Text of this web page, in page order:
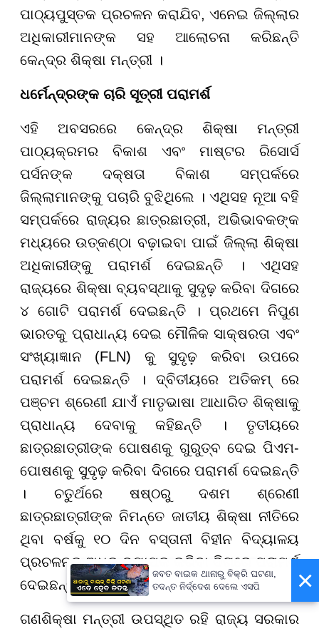
ପାଠ୍ୟପୁସ୍ତକ ପ୍ରଚଳନ କରାଯିବ, ଏନେଇ ଜିଲ୍ଲାର
ଅଧିକାରୀମାନଙ୍କ ସହ ଆଲୋଚନା କରିଛନ୍ତି
କେନ୍ଦ୍ର ଶିକ୍ଷା ମନ୍ତ୍ରୀ ।
ଧର୍ମେନ୍ଦ୍ରଙ୍କ ଚାରି ସୂତ୍ରୀ ପରାମର୍ଶ
ଏହି ଅବସରରେ କେନ୍ଦ୍ର ଶିକ୍ଷା ମନ୍ତ୍ରୀ
ପାଠ୍ୟକ୍ରମର ବିକାଶ ଏବଂ ମାଷ୍ଟର ରିସୋର୍ସ
ପର୍ସନଙ୍କ ଦକ୍ଷତା ବିକାଶ ସମ୍ପର୍କରେ
ଜିଲ୍ଲାମାନଙ୍କୁ ପଚାରି ବୁଝିଥିଲେ । ଏଥିସହ ନୂଆ ବହି
ସମ୍ପର୍କରେ ରାଜ୍ୟର ଛାତ୍ରଛାତ୍ରୀ, ଅଭିଭାବକଙ୍କ
ମଧ୍ୟରେ ଉତ୍କଣ୍ଠା ବଢ଼ାଇବା ପାଇଁ ଜିଲ୍ଲା ଶିକ୍ଷା
ଅଧିକାରୀଙ୍କୁ ପରାମର୍ଶ ଦେଇଛନ୍ତି । ଏଥିସହ
ରାଜ୍ୟରେ ଶିକ୍ଷା ବ୍ୟବସ୍ଥାକୁ ସୁଦୃଢ଼ କରିବା ଦିଗରେ
୪ ଗୋଟି ପରାମର୍ଶ ଦେଇଛନ୍ତି । ପ୍ରଥମେ ନିପୁଣ
ଭାରତକୁ ପ୍ରାଧାନ୍ୟ ଦେଇ ମୌଳିକ ସାକ୍ଷରତା ଏବଂ
ସଂଖ୍ୟାଜ୍ଞାନ (FLN) କୁ ସୁଦୃଢ଼ କରିବା ଉପରେ
ପରାମର୍ଶ ଦେଇଛନ୍ତି । ଦ୍ବିତୀୟରେ ଅତିକମ୍ ରେ
ପଞ୍ଚମ ଶ୍ରେଣୀ ଯାଏଁ ମାତୃଭାଷା ଆଧାରିତ ଶିକ୍ଷାକୁ
ପ୍ରାଧାନ୍ୟ ଦେବାକୁ କହିଛନ୍ତି । ତୃତୀୟରେ
ଛାତ୍ରଛାତ୍ରୀଙ୍କ ପୋଷଣକୁ ଗୁରୁତ୍ବ ଦେଇ ପିଏମ-
ପୋଷଣକୁ ସୁଦୃଢ଼ କରିବା ଦିଗରେ ପରାମର୍ଶ ଦେଇଛନ୍ତି
। ଚତୁର୍ଥରେ ଷଷ୍ଠରୁ ଦଶମ ଶ୍ରେଣୀ
ଛାତ୍ରଛାତ୍ରୀଙ୍କ ନିମନ୍ତେ ଜାତୀୟ ଶିକ୍ଷା ନୀତିରେ
ଥିବା ବର୍ଷକୁ ୧୦ ଦିନ ବସ୍ତାନୀ ବିହୀନ ବିଦ୍ୟାଳୟ
ପ୍ରଚଳନକୁ ଅଧିକ ବ୍ୟାପକ କରିବା ଦିଗରେ ପରାମର୍ଶ
ଦେଇଛନ୍ତି ।
ଗଣଶିକ୍ଷା ମନ୍ତ୍ରୀ ଉପସ୍ଥିତ ରହି ରାଜ୍ୟ ସରକାର
×
ଜବତ ବାଇକ ଥାନାରୁ ବିକ୍ରି ଘଟଣା,
ତଦନ୍ତ ନିର୍ଦ୍ଦେଶ ଦେଲେ ଏସପି